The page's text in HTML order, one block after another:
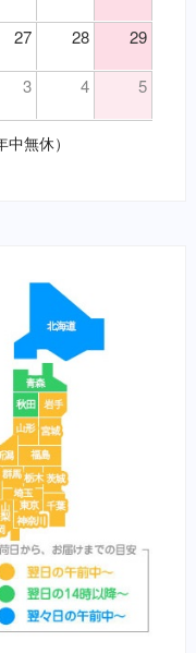
）
27 28 29
3 4 5
無休）